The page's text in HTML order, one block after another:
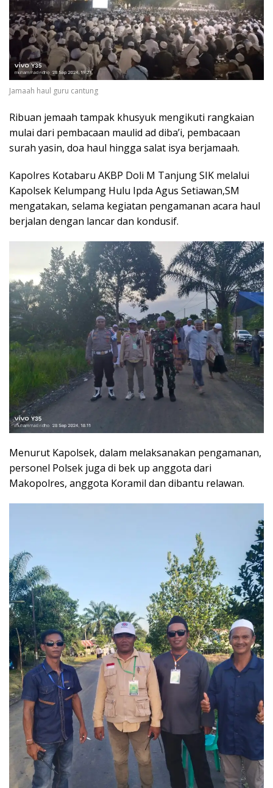
Jamaah haul guru cantung
Ribuan jemaah tampak khusyuk mengikuti rangkaian
mulai dari pembacaan maulid ad diba’i, pembacaan
surah yasin, doa haul hingga salat isya berjamaah.
Kapolres Kotabaru AKBP Doli M Tanjung SIK melalui
Kapolsek Kelumpang Hulu Ipda Agus Setiawan,SM
mengatakan, selama kegiatan pengamanan acara haul
berjalan dengan lancar dan kondusif.
Menurut Kapolsek, dalam melaksanakan pengamanan,
personel Polsek juga di bek up anggota dari
Makopolres, anggota Koramil dan dibantu relawan.